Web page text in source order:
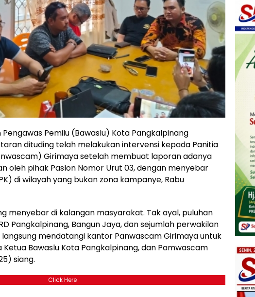
Pengawas Pemilu (Bawaslu) Kota Pangkalpinang
dituding telah melakukan intervensi kepada Panitia
Girimaya setelah membuat laporan adanya
oleh pihak Paslon Nomor Urut 03, dengan menyebar
di wilayah yang bukan zona kampanye, Rabu
menyebar di kalangan masyarakat. Tak ayal, puluhan
Pangkalpinang, Bangun Jaya, dan sejumlah perwakilan
langsung mendatangi kantor Panwascam Girimaya untuk
Bawaslu Kota Pangkalpinang, dan Pamwascam
siang.
Click Here